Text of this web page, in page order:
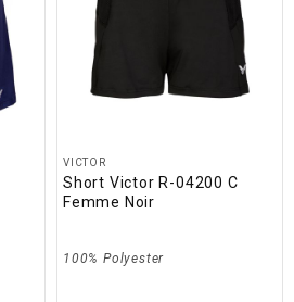
VICTOR
Short Victor R-04200 C
Femme Noir
100% Polyester